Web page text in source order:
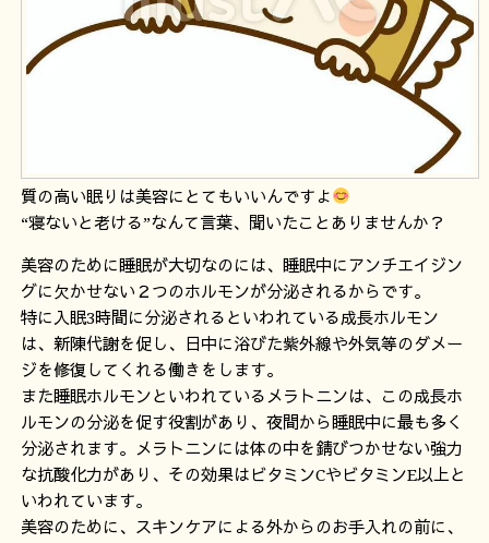
質の高い眠りは美容にとてもいいんですよ
“寝ないと老ける”なんて言葉、聞いたことありませんか？
美容のために睡眠が大切なのには、睡眠中にアンチエイジン
グに欠かせない２つのホルモンが分泌されるからです。
特に入眠3時間に分泌されるといわれている成長ホルモン
は、新陳代謝を促し、日中に浴びた紫外線や外気等のダメー
ジを修復してくれる働きをします。
また睡眠ホルモンといわれているメラトニンは、この成長ホ
ルモンの分泌を促す役割があり、夜間から睡眠中に最も多く
分泌されます。メラトニンには体の中を錆びつかせない強力
な抗酸化力があり、その効果はビタミンCやビタミンE以上と
いわれています。
美容のために、スキンケアによる外からのお手入れの前に、